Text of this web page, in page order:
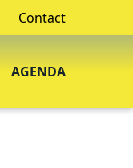
Contact
AGENDA